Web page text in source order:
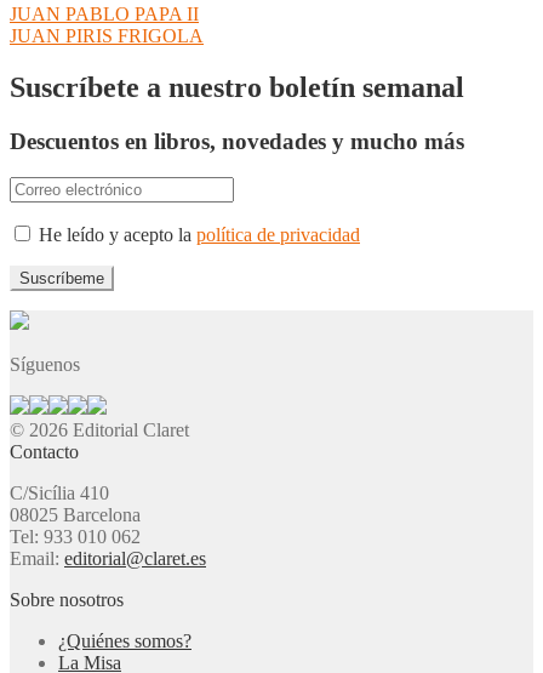
Navegación
de
entradas
Anterior:
JUAN PABLO PAPA II
Siguiente:
JUAN PIRIS FRIGOLA
Suscríbete a nuestro boletín semanal
Descuentos en libros, novedades y mucho más
He leído y acepto la política de privacidad
Síguenos
© 2026 Editorial Claret
Contacto
C/Sicília 410
08025 Barcelona
Tel: 933 010 062
Email: editorial@claret.es
Sobre nosotros
¿Quiénes somos?
La Misa